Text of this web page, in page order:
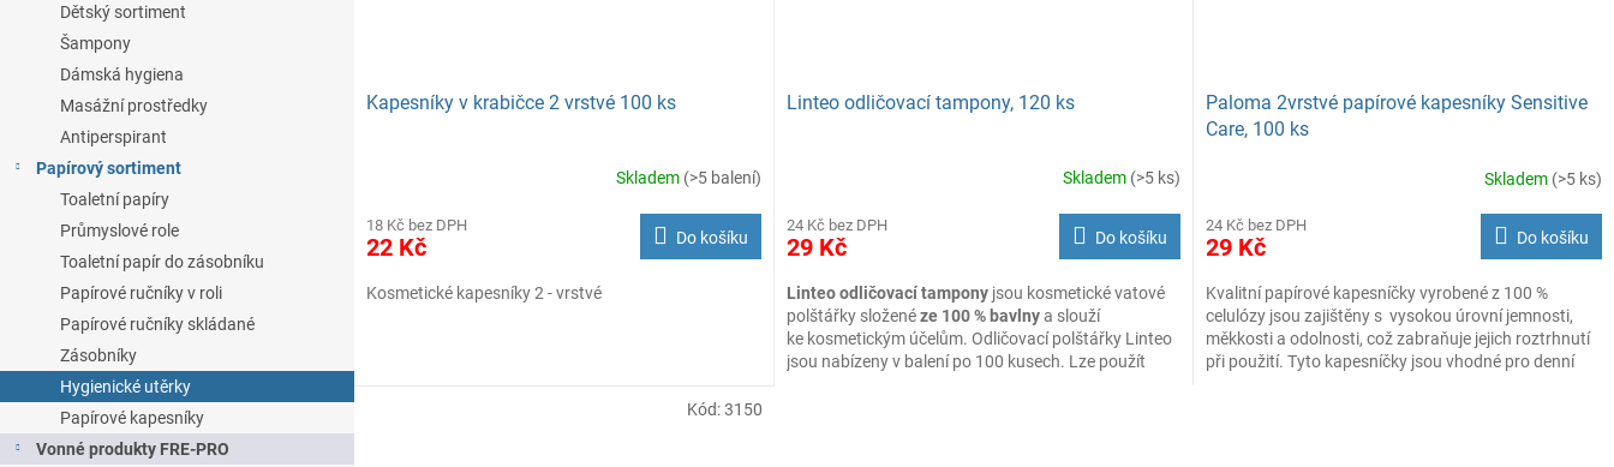
Dětský sortiment
Šampony
Dámská hygiena
Masážní prostředky
Antiperspirant
Papírový sortiment
Toaletní papíry
Průmyslové role
Toaletní papír do zásobníku
Papírové ručníky v roli
Papírové ručníky skládané
Zásobníky
Hygienické utěrky
Papírové kapesníky
Vonné produkty FRE-PRO
Kapesníky v krabičce 2 vrstvé 100 ks
Skladem (>5 balení)
18 Kč bez DPH
22 Kč Do košíku
Kosmetické kapesníky 2 - vrstvé
Linteo odličovací tampony, 120 ks
Skladem (>5 ks)
24 Kč bez DPH
29 Kč Do košíku
Linteo odličovací tampony jsou kosmetické vatové
polštářky složenéze 100 % bavlny a slouží
ke kosmetickým účelům. Odličovací polštářky Linteo
jsou nabízeny v balení po 100 kusech. Lze použít
Paloma 2vrstvé papírové kapesníky Sensitive
Care, 100 ks
Skladem (>5 ks)
24 Kč bez DPH
29 Kč Do košíku
Kvalitní papírové kapesníčky vyrobené z 100 %
celulózy jsou zajištěny s vysokou úrovní jemnosti,
měkkosti a odolnosti, což zabraňuje jejich roztrhnutí
při použití. Tyto kapesníčky jsou vhodné pro denní
Kód:3150